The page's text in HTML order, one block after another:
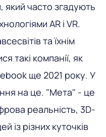
часто згадують
AR і VR.
та їхнім
такі компанії, як
ще 2021 року. У
на це. "Мета" - це
реальність, 3D-
із різних куточків